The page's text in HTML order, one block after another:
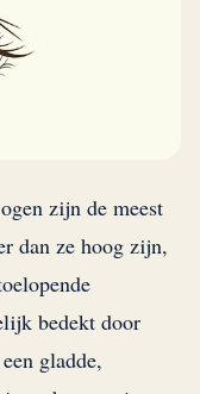
zijn de meest
dan ze hoog zijn,
bedekt door
gladde,